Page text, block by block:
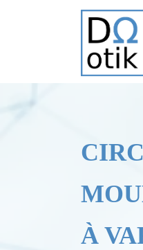
À